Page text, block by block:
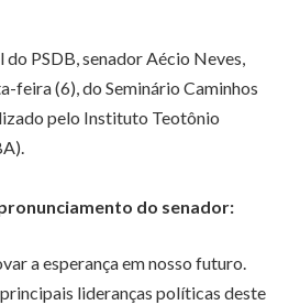
PSDB, senador Aécio Neves,
feira (6), do Seminário Caminhos
pelo Instituto Teotônio
do senador:
a esperança em nosso futuro.
lideranças políticas deste